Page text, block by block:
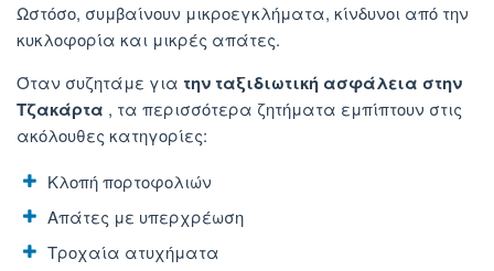
Ωστόσο, συμβαίνουν μικροεγκλήματα, κίνδυνοι από την
κυκλοφορία και μικρές απάτες.
Όταν συζητάμε για την ταξιδιωτική ασφάλεια στην
Τζακάρτα , τα περισσότερα ζητήματα εμπίπτουν στις
ακόλουθες κατηγορίες:
Κλοπή πορτοφολιών
Απάτες με υπερχρέωση
Τροχαία ατυχήματα